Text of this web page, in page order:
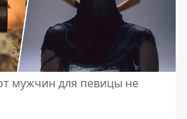
мужчин для певицы не